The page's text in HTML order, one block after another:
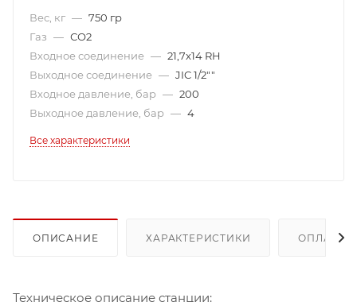
Вес, кг — 750 гр
Газ — СО2
Входное соединение — 21,7x14 RH
Выходное соединение — JIC 1/2""
Входное давление, бар — 200
Выходное давление, бар — 4
Все характеристики
ОПИСАНИЕ ХАРАКТЕРИСТИКИ ОПЛАТА
Техническое описание станции: